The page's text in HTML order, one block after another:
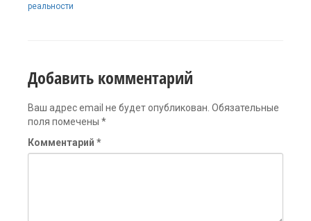
реальности
Добавить комментарий
Ваш адрес email не будет опубликован. Обязательные
поля помечены *
Комментарий *